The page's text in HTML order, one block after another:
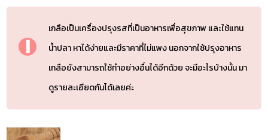
เกลือเป็นเครื่องปรุงรสที่เป็นอาหารเพื่อสุขภาพ และใช้แทน
น้ำปลา หาได้ง่ายและมีราคาที่ไม่แพง นอกจากใช้ปรุงอาหาร
เกลือยังสามารถใช้ทำอย่างอื่นได้อีกด้วย จะมีอะไรบ้างนั้น มา
ดูรายละเอียดกันได้เลยค่ะ